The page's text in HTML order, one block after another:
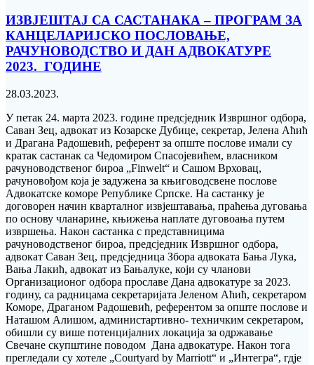
ИЗВЈЕШТАЈ СА САСТАНАКА – ПРОГРАМ ЗА
КАНЦЕЛАРИЈСКО ПОСЛОВАЊЕ,
РАЧУНОВОДСТВО И ДАН АДВОКАТУРЕ
2023. ГОДИНЕ
28.03.2023.
У петак 24. марта 2023. године предсједник Извршног одбора,
Саван Зец, адвокат из Козарске Дубице, секретар, Јелена Аћић
и Драгана Радошевић, референт за опште послове имали су
кратак састанак са Чедомиром Спасојевићем, власником
рачуноводственог бироа „Finwelt“ и Сашом Врховац,
рачуновођом која је задужена за књиговодсвене послове
Адвокатске коморе Републике Српске. На састанку је
договорен начин кварталног извјештавања, праћења дуговања
по основу чланарине, књижења наплате дуговоања путем
извршења. Након састанка с представницима
рачуноводственог бироа, предсједник Извршног одбора,
адвокат Саван Зец, предсједница Збора адвоката Бања Лука,
Вања Лакић, адвокат из Бањалуке, који су чланови
Организационог одбора прославе Дана адвокатуре за 2023.
годину, са радницама секретаријата Јеленом Аћић, секретаром
Коморе, Драганом Радошевић, референтом за опште послове и
Наташом Алишом, администартивно- техничким секретаром,
обишли су више потенцијалних локација за одржавање
Свечане скупштине поводом Дана адвокатуре. Након тога
прегледали су хотеле „Courtyard by Marriott“ и „Интегра“, гдје